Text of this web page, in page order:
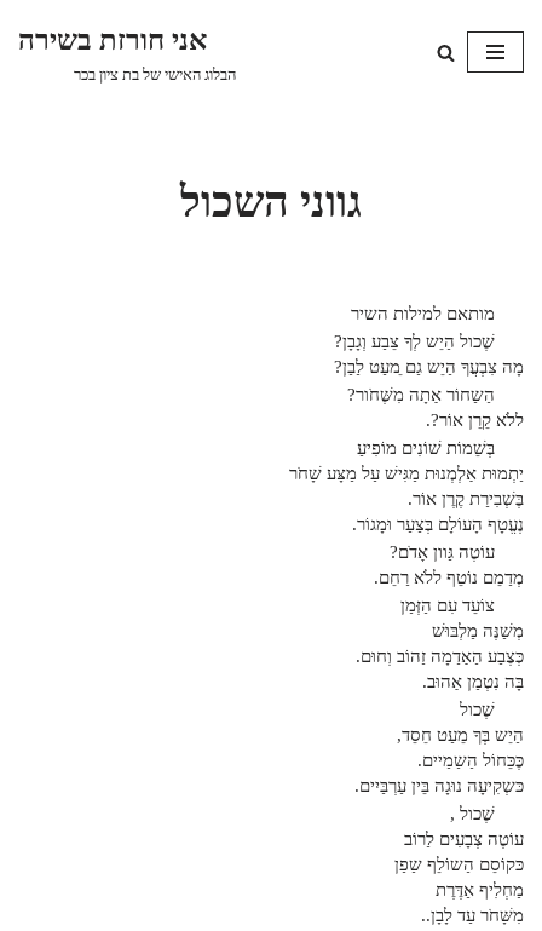
Skip
אני חורזת בשירה
הבלוג האישי של בת ציון בכר
גווני השכול
מותאם למילות השיר
שֶׁכול הַיֵש לְךָ צֵבַע וְגָבָן?
מָה צִבְעֲךָ הַיֵש גַם ֵמעַט לַבַן?
הַשַחוֹר אַתָה מִשֶּׁחֹור?
ללֹא קֵרֵן אוֹר?.
בְּשֵׁמוֹת שׁוֹנִים מוֹפִיעַ
יַתְמוּת אַלְמְנוּת מַגִּישׁ עַל מַצָּע שָׁחֹר
בֶּשְׁבִירַת קֶרֶן אוֹר.
נֶעֱטָף הָעוֹלָם בְּצַעַר וּמָגוֹר.
עוֹטֶה גַּוון אָדֹם?
מְדַמֵם נוֹטֵף ללֹא רַחֵם.
צוֹעֵד עִם הַזְּמַן
מְשַׁנֶּה מַלְבּוּשׁ
כְּצֶבַע הַאַדַמָה זַהוֹב וְחוּם.
בָּה נִטְמַן אַהוּב.
שֶׁכול
הַיֵש בְּךָ מֵעַט חֵסֵד,
כֶּכֵּחוֹל הַשַמַיים.
כּשְקִיעָה נוּגָה בֵּין עַרְבַּיִים.
שֶׁכול ,
עוֹטֶה צְבָעִים לַרוֹב
כּקוֹסֵם הַשוֹלֵף שַפַן
מַחְלִיף אַדֶּרֶת
מִשָּׁחֹר עַד לָבָן..